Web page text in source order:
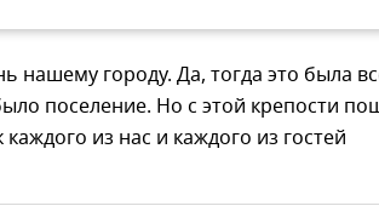
нашему городу. Да, тогда это была
поселение. Но с этой крепости
из нас и каждого из гостей